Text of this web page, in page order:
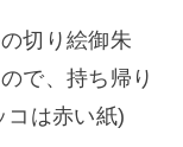
切り絵御朱
で、持ち帰り
コは赤い紙)